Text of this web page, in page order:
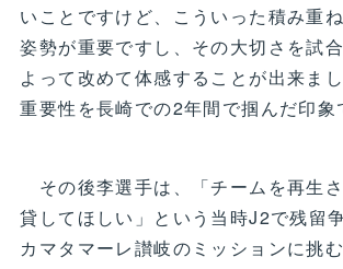
いことですけど、こういった積み重
姿勢が重要ですし、その大切さを試
よって改めて体感することが出来ま
重要性を長崎での2年間で掴んだ印象
その後李選手は、「チームを再生
貸してほしい」という当時J2で残留
カマタマーレ讃岐のミッションに挑